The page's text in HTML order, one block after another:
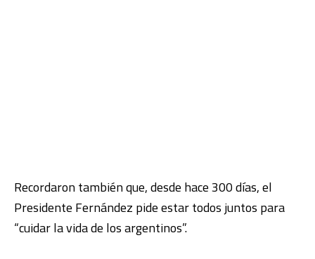
Recordaron también que, desde hace 300 días, el
Presidente Fernández pide estar todos juntos para
“cuidar la vida de los argentinos”.